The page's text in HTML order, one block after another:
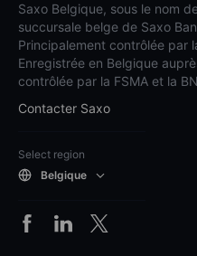
Saxo Belgique, sous le nom
succursale belge de Saxo
Principalement contrôlée par
Enregistrée en Belgique
contrôlée par la FSMA et la
Contacter Saxo
Select region
Belgique